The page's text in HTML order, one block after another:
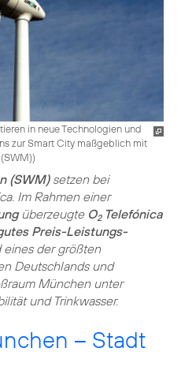
in neue Technologien und
zur Smart City maßgeblich mit
)
(SWM)setzen bei
Im Rahmen einer
überzeugte O2Telefónica
Preis-Leistungs-
eines der größten
Deutschlands und
München unter
und Trinkwasser.
– Stadt